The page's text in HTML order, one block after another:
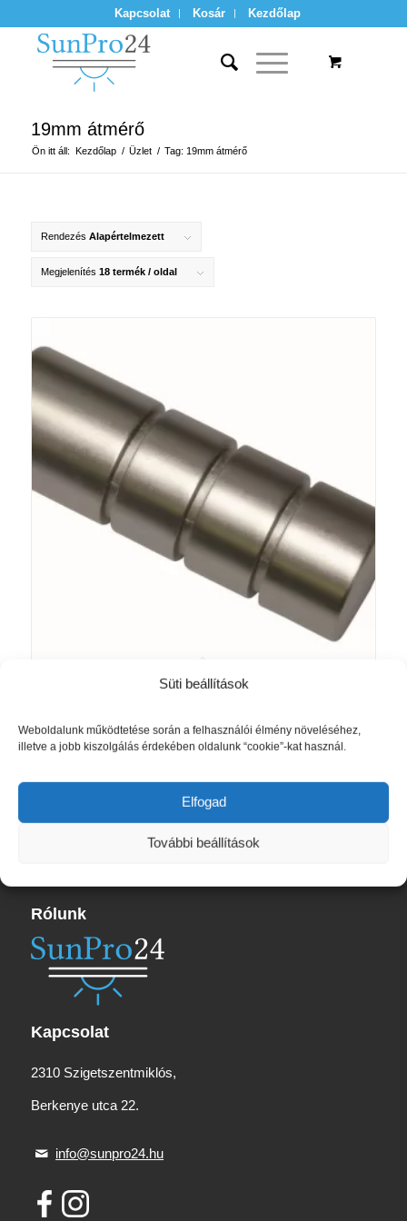
Süti beállítások
Weboldalunk működtetése során a felhasználói élmény növeléséhez,
illetve a jobb kiszolgálás érdekében oldalunk “cookie”-kat használ.
Elfogad
További beállítások
Kapcsolat Kosár Kezdőlap
19mm átmérő
Ön itt áll: Kezdőlap / Üzlet / Tag: 19mm átmérő
Rendezés Alapértelmezett
Megjelenítés 18 termék / oldal
Karnis végfej Europa Andra, 1db-os,
2 240Ft
Original
price
1 950FtCurrent
price
Rólunk
Kapcsolat
2310 Szigetszentmiklós,
Berkenye utca 22.
info@sunpro24.hu